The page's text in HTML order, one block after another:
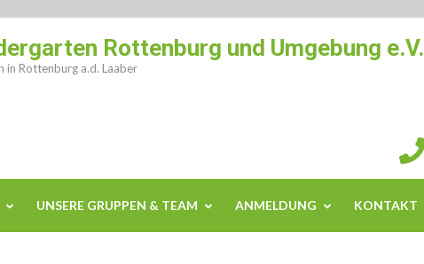
Rottenburg und Umgebung e.V.
in Rottenburg a.d. Laaber
UNSERE GRUPPEN & TEAM ANMELDUNG KONTAKT